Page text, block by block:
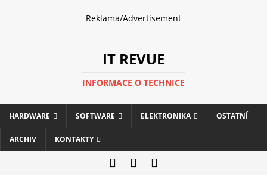
Reklama/Advertisement
IT REVUE
INFORMACE O TECHNICE
HARDWARE SOFTWARE ELEKTRONIKA OSTATNÍ
ARCHIV KONTAKTY